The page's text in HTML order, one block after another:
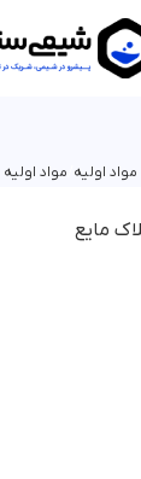
اولیه مواد